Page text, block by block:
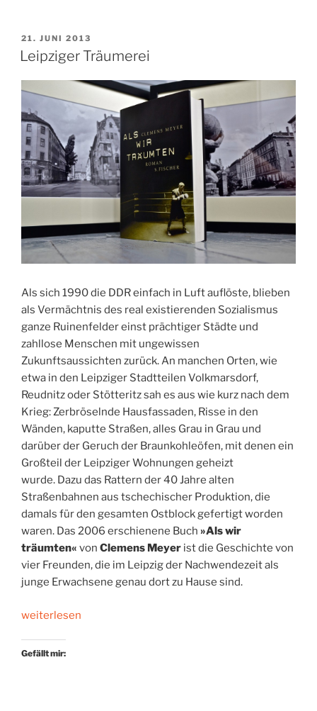
VERÖFFENTLICHT
AM
21. JUNI 2013
Leipziger Träumerei
Als sich 1990 die DDR einfach in Luft auflöste, blieben
als Vermächtnis des real existierenden Sozialismus
ganze Ruinenfelder einst prächtiger Städte und
zahllose Menschen mit ungewissen
Zukunftsaussichten zurück. An manchen Orten, wie
etwa in den Leipziger Stadtteilen Volkmarsdorf,
Reudnitz oder Stötteritz sah es aus wie kurz nach dem
Krieg: Zerbröselnde Hausfassaden, Risse in den
Wänden, kaputte Straßen, alles Grau in Grau und
darüber der Geruch der Braunkohleöfen, mit denen ein
Großteil der Leipziger Wohnungen geheizt
wurde. Dazu das Rattern der 40 Jahre alten
Straßenbahnen aus tschechischer Produktion, die
damals für den gesamten Ostblock gefertigt worden
waren. Das 2006 erschienene Buch »Als wir
träumten« von Clemens Meyer ist die Geschichte von
vier Freunden, die im Leipzig der Nachwendezeit als
junge Erwachsene genau dort zu Hause sind.
„Leipziger
weiterlesen
Gefällt mir: